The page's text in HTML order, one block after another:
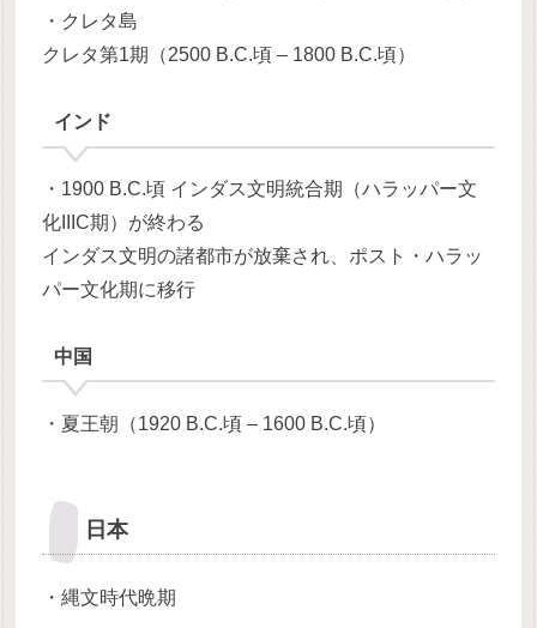
・クレタ島
クレタ第1期（2500 B.C.頃 – 1800 B.C.頃）
インド
・1900 B.C.頃 インダス文明統合期（ハラッパー文
化IIIC期）が終わる
インダス文明の諸都市が放棄され、ポスト・ハラッ
パー文化期に移行
中国
・夏王朝（1920 B.C.頃 – 1600 B.C.頃）
日本
・縄文時代晩期